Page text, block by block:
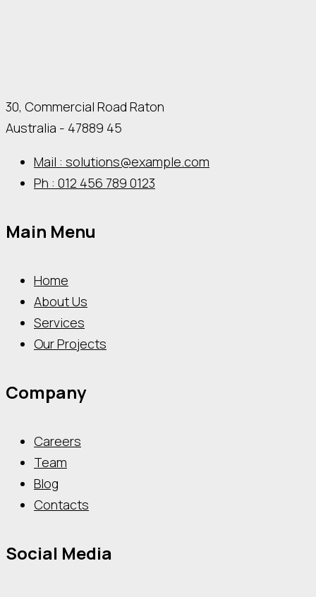
30, Commercial Road Raton
Australia - 47889 45
Mail : solutions@example.com
Ph : 012 456 789 0123
Main Menu
Home
About Us
Services
Our Projects
Company
Careers
Team
Blog
Contacts
Social Media